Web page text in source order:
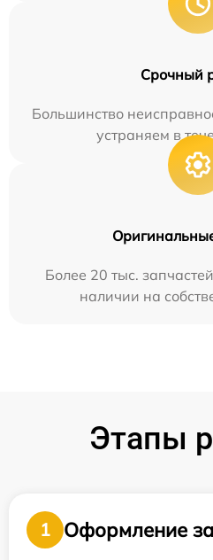
Срочный
Большинство
устраняем в
Более 20 тыс.
наличии на
Этапы
1
Оформление